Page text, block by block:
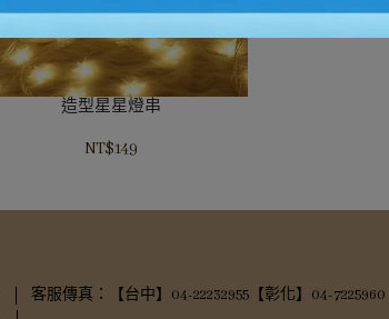
造型星星燈串
NT$149
客服傳真：【台中】04-22232955【彰化】04-7225960